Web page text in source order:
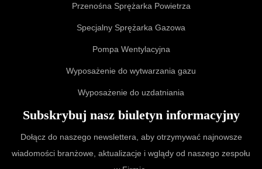
Przenośna Sprężarka Powietrza
Specjalny Sprężarka Gazowa
Pompa Wentylacyjna
Wyposażenie do wytwarzania gazu
Wyposażenie do uzdatniania
Subskrybuj nasz biuletyn informacyjny
Dołącz do naszego newslettera, aby otrzymywać najnowsze
wiadomości branżowe, aktualizacje i wglądy od naszego zespołu